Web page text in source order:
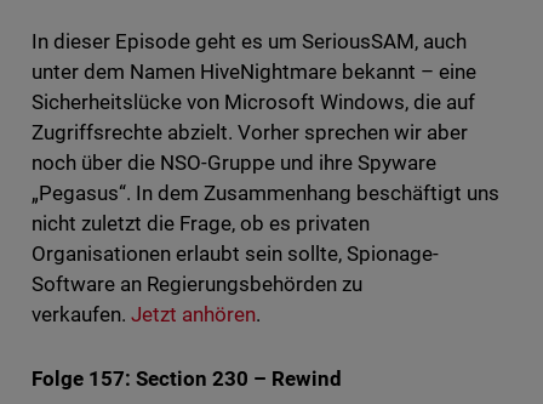
In dieser Episode geht es um SeriousSAM, auch
unter dem Namen HiveNightmare bekannt – eine
Sicherheitslücke von Microsoft Windows, die auf
Zugriffsrechte abzielt. Vorher sprechen wir aber
noch über die NSO-Gruppe und ihre Spyware
„Pegasus“. In dem Zusammenhang beschäftigt uns
nicht zuletzt die Frage, ob es privaten
Organisationen erlaubt sein sollte, Spionage-
Software an Regierungsbehörden zu
verkaufen. Jetzt anhören.
Folge 157: Section 230 – Rewind